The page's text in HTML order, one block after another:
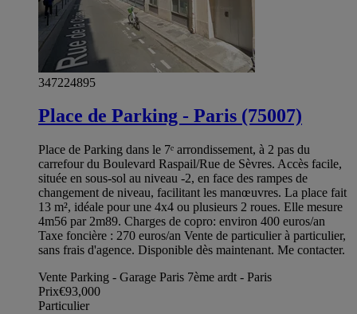
347224895
Place de Parking - Paris (75007)
Place de Parking dans le 7ᵉ arrondissement, à 2 pas du
carrefour du Boulevard Raspail/Rue de Sèvres. Accès facile,
située en sous-sol au niveau -2, en face des rampes de
changement de niveau, facilitant les manœuvres. La place fait
13 m², idéale pour une 4x4 ou plusieurs 2 roues. Elle mesure
4m56 par 2m89. Charges de copro: environ 400 euros/an
Taxe foncière : 270 euros/an Vente de particulier à particulier,
sans frais d'agence. Disponible dès maintenant. Me contacter.
Vente Parking - Garage Paris 7ème ardt - Paris
Prix€93,000
Particulier